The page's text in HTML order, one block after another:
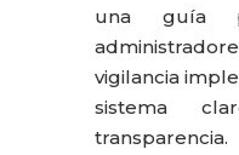
una guía
vigilancia
sistema